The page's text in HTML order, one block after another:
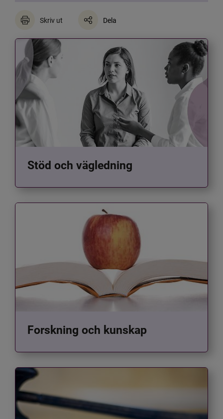
Skriv ut Dela
Stöd och vägledning
Forskning och kunskap